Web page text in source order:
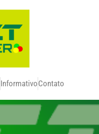
InformativoContato